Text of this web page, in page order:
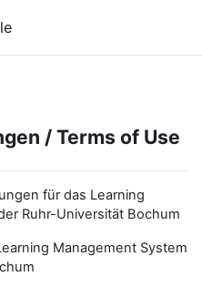
/ Terms of Use
für das Learning
Ruhr-Universität Bochum
earning Management System